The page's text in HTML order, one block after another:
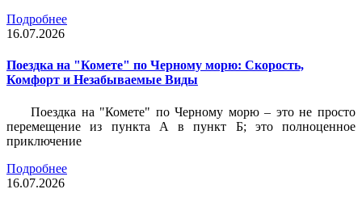
Подробнее
16.07.2026
Поездка на "Комете" по Черному морю: Скорость,
Комфорт и Незабываемые Виды
Поездка на "Комете" по Черному морю – это не просто
перемещение из пункта А в пункт Б; это полноценное
приключение
Подробнее
16.07.2026